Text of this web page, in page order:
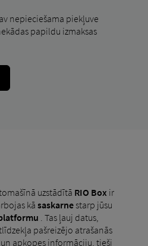
nepieciešama piekļuve
papildu izmaksas
uzstādītā RIO Box ir
kā saskarnestarp jūsu
. Tas ļauj datus,
pašreizējo atrašanās
apkopes informāciju, tieši